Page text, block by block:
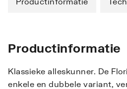
Productinformatie
Klassieke alleskunner. De
enkele en dubbele variant,